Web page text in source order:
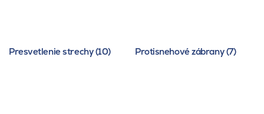
Presvetlenie strechy (10) Protisnehové zábrany (7)